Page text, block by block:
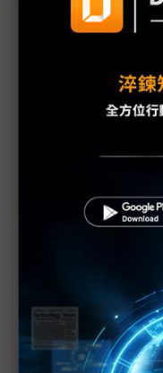
議題精選－
評析：Meta、
Google共同創辦人
2030前達標AGI
Google I/O 2025
Google I/O 2025：
音模型 全面擴大AI